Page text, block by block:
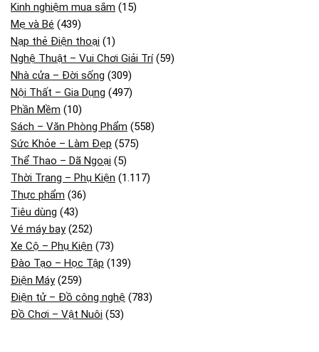
Kinh nghiệm mua sắm (15)
Mẹ và Bé (439)
Nạp thẻ Điện thoại (1)
Nghệ Thuật – Vui Chơi Giải Trí(59)
Nhà cửa – Đời sống (309)
Nội Thất – Gia Dụng (497)
Phần Mềm (10)
Sách – Văn Phòng Phẩm (558)
Sức Khỏe – Làm Đẹp (575)
Thể Thao – Dã Ngoại (5)
Thời Trang – Phụ Kiện (1.117)
Thực phẩm (36)
Tiêu dùng (43)
Vé máy bay(252)
Xe Cộ – Phụ Kiện (73)
Đào Tạo – Học Tập (139)
Điện Máy(259)
Điện tử – Đồ công nghệ (783)
Đồ Chơi – Vật Nuôi (53)